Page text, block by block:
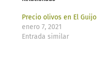
Precio olivos en El Guijo
enero 7, 2021
Entrada similar